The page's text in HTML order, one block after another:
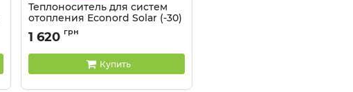
Теплоноситель для систем
отопления Econord Solar (-30)
1 620 грн
Купить